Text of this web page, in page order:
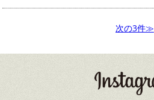
次の3件≫